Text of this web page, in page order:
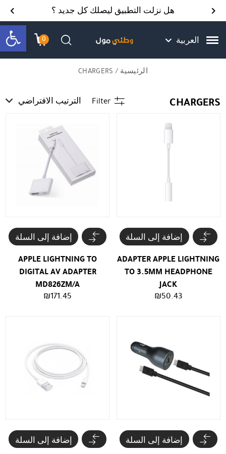
Skip to Content
Contact Us هل نزلت التطبيق ليصلك كل جديد ؟
العربية 0
עגלתחיפוש
الرئيسية / CHARGERS
CHARGERS
Filter الترتيب الافتراضي
ADAPTER APPLE LIGHTNING
TO 3.5MM HEADPHONE
JACK
₪50.43
إضافة إلى السلة
APPLE LIGHTNING TO
DIGITAL AV ADAPTER
MD826ZM/A
₪171.45
إضافة إلى السلة
إضافة إلى السلة إضافة إلى السلة
Back top top